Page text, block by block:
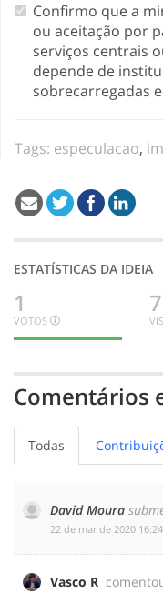
Confirmo que a
ou aceitação por
serviços centrais
depende de
sobrecarregadas
Tags: especulacao,
ESTATÍSTICAS DA IDEIA
1
VOTOS
1
00
7
Comentários
Todas
David Moura
‎22 de mar de 2020 16:24
Vasco R